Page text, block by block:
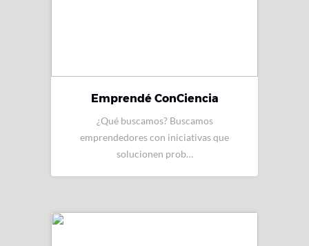
Emprendé ConCiencia
¿Qué buscamos? Buscamos
emprendedores con iniciativas que
solucionen prob…